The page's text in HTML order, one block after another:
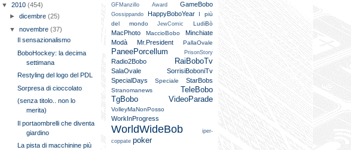
▼ 2010 (454)
►dicembre(25)
▼novembre(37)
Il sensazionalismo
BoboHockey: la decima
settimana
Restyling del logo del PDL
Sorpresa di cioccolato
(senza titolo.. non lo
merita)
Il portaombrelli che diventa
giardino
La pista di macchinine più
GFManzillo Award GameBobo
Gossippando HappyBoboYear
I più
del mondo
JewComic LudiBò
MacPhoto MaccioBobo
Minchiate
Modà
Mr.President PallaOvale
PaneePorcellum PrisonStory
Radio2Bobo RaiBoboTv
SalaOvale
SorrisiBoboniTv
SpecialDays
Speciale StarBobs
Stranomanews
TeleBobo
TgBobo
VideoParade
VolleyMaNonPosso
WorkInProgress
WorldWideBob
iper-
coppate poker